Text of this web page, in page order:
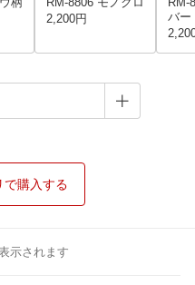
2,200円
バー
で購入する
示されます